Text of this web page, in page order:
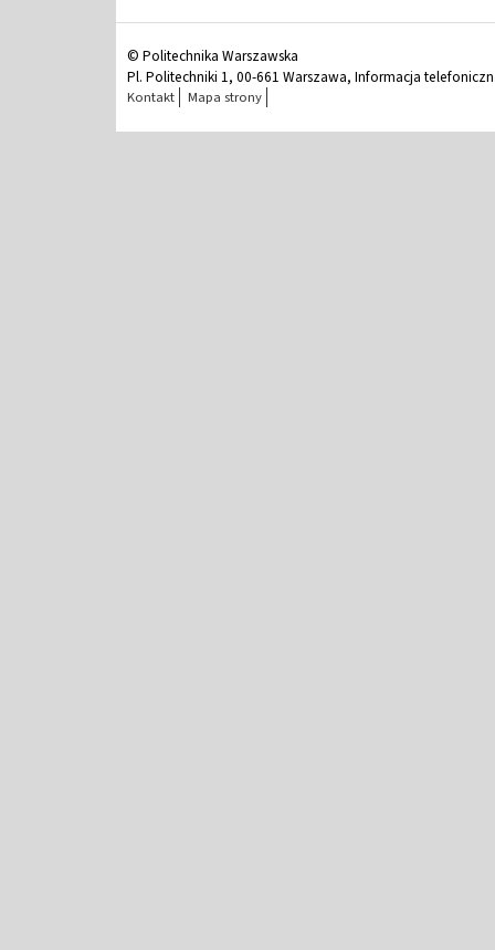
© Politechnika Warszawska
Pl. Politechniki 1, 00-661 Warszawa, Informacja
Kontakt Mapa strony